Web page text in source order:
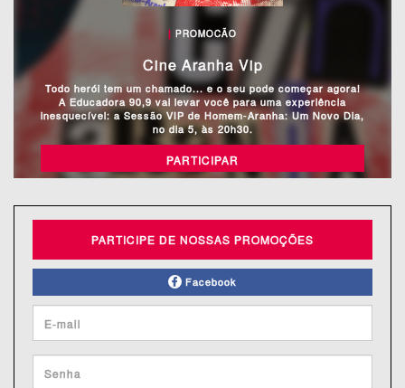
| PROMOCÃO
Cine Aranha Vip
Todo herói tem um chamado... e o seu pode começar agora!
A Educadora 90,9 vai levar você para uma experiência
inesquecível: a Sessão VIP de Homem-Aranha: Um Novo Dia,
no dia 5, às 20h30.
PARTICIPAR
PARTICIPE DE NOSSAS PROMOÇÕES
Facebook